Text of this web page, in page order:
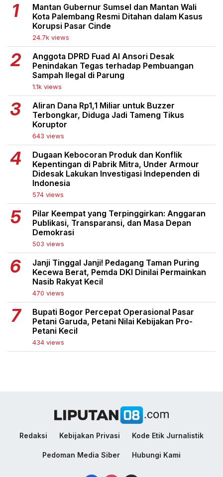
Mantan Gubernur Sumsel dan Mantan Wali
Kota Palembang Resmi Ditahan dalam Kasus
Korupsi Pasar Cinde
24.7k views
Anggota DPRD Fuad Al Ansori Desak
Penindakan Tegas terhadap Pembuangan
Sampah Ilegal di Parung
1.1k views
Aliran Dana Rp1,1 Miliar untuk Buzzer
Terbongkar, Diduga Jadi Tameng Tikus
Koruptor
643 views
Dugaan Kebocoran Produk dan Konflik
Kepentingan di Pabrik Mitra, Under Armour
Didesak Lakukan Investigasi Independen di
Indonesia
574 views
Pilar Keempat yang Terpinggirkan: Anggaran
Publikasi, Transparansi, dan Masa Depan
Demokrasi
503 views
Janji Tinggal Janji! Pedagang Taman Puring
Kecewa Berat, Pemda DKI Dinilai Permainkan
Nasib Rakyat Kecil
470 views
Bupati Bogor Percepat Operasional Pasar
Petani Garuda, Petani Nilai Kebijakan Pro-
Petani Kecil
434 views
Redaksi Kebijakan Privasi Kode Etik Jurnalistik
Pedoman Media Siber Hubungi Kami